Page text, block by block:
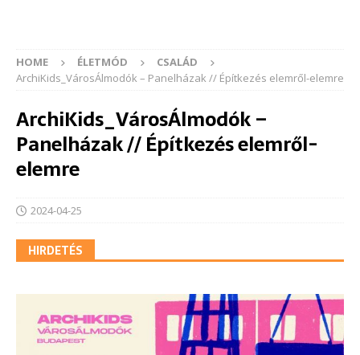
HOME ÉLETMÓD
CSALÁD
ArchiKids_VárosÁlmodók – Panelházak // Építkezés elemről-elemre
ArchiKids_VárosÁlmodók –
Panelházak // Építkezés elemről-
elemre
2024-04-25
HIRDETÉS